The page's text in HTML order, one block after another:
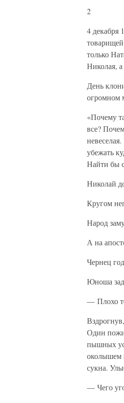
2
4 декабря
только
Николая,
День
огромном
«Почему
все?
убежать
Найти бы
Николай
Кругом
Народ
А на
Чернец
Юноша
— Плохо
Один
пышных
околышем
сукна.
— Чего